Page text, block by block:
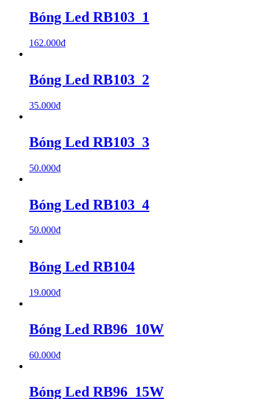
Bóng Led RB103_1
162.000₫
Bóng Led RB103_2
35.000₫
Bóng Led RB103_3
50.000₫
Bóng Led RB103_4
50.000₫
Bóng Led RB104
19.000₫
Bóng Led RB96_10W
60.000₫
Bóng Led RB96_15W